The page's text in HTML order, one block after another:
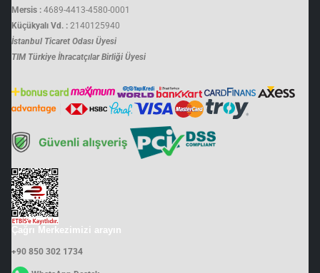
Mersis : 4689-4413-4580-0001
Küçükyalı Vd. : 2140125940
İstanbul Ticaret Odası Üyesi
TIM Türkiye İhracatçılar Birliği Üyesi
Çağrı Merkezimizi arayın
+90 850 302 1734